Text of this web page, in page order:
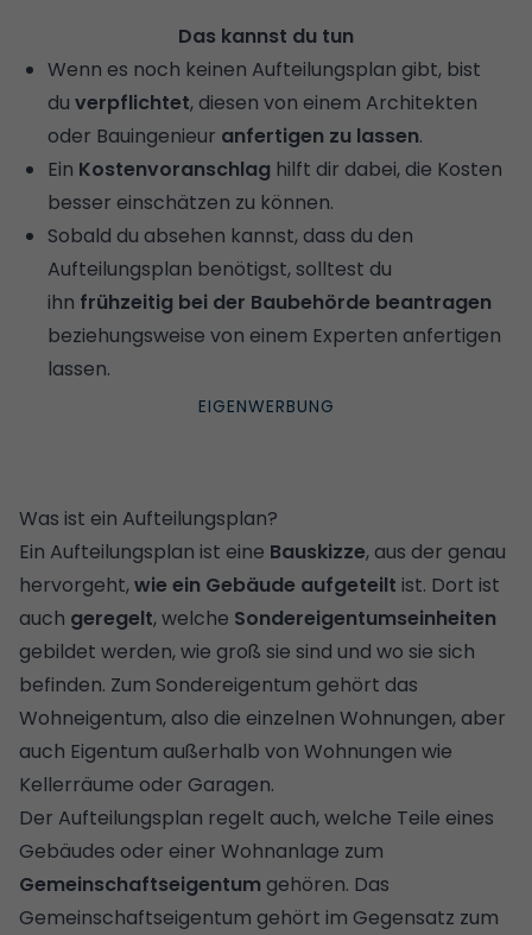
Das kannst du tun
Wenn es noch keinen Aufteilungsplan gibt, bist
du verpflichtet, diesen von einem Architekten
oder Bauingenieur anfertigen zu lassen.
Ein Kostenvoranschlag hilft dir dabei, die Kosten
besser einschätzen zu können.
Sobald du absehen kannst, dass du den
Aufteilungsplan benötigst, solltest du
ihn frühzeitig bei der Baubehörde beantragen
beziehungsweise von einem Experten anfertigen
lassen.
Was ist ein Aufteilungsplan?
Ein Aufteilungsplan ist eine Bauskizze, aus der genau
hervorgeht,wie ein Gebäude aufgeteilt ist. Dort ist
auch geregelt, welche Sondereigentumseinheiten
gebildet werden, wie groß sie sind und wo sie sich
befinden. Zum Sondereigentum gehört das
Wohneigentum, also die einzelnen Wohnungen, aber
auch Eigentum außerhalb von Wohnungen wie
Kellerräume oder Garagen.
Der Aufteilungsplan regelt auch, welche Teile eines
Gebäudes oder einer Wohnanlage zum
Gemeinschaftseigentum gehören. Das
Gemeinschaftseigentum gehört im Gegensatz zum